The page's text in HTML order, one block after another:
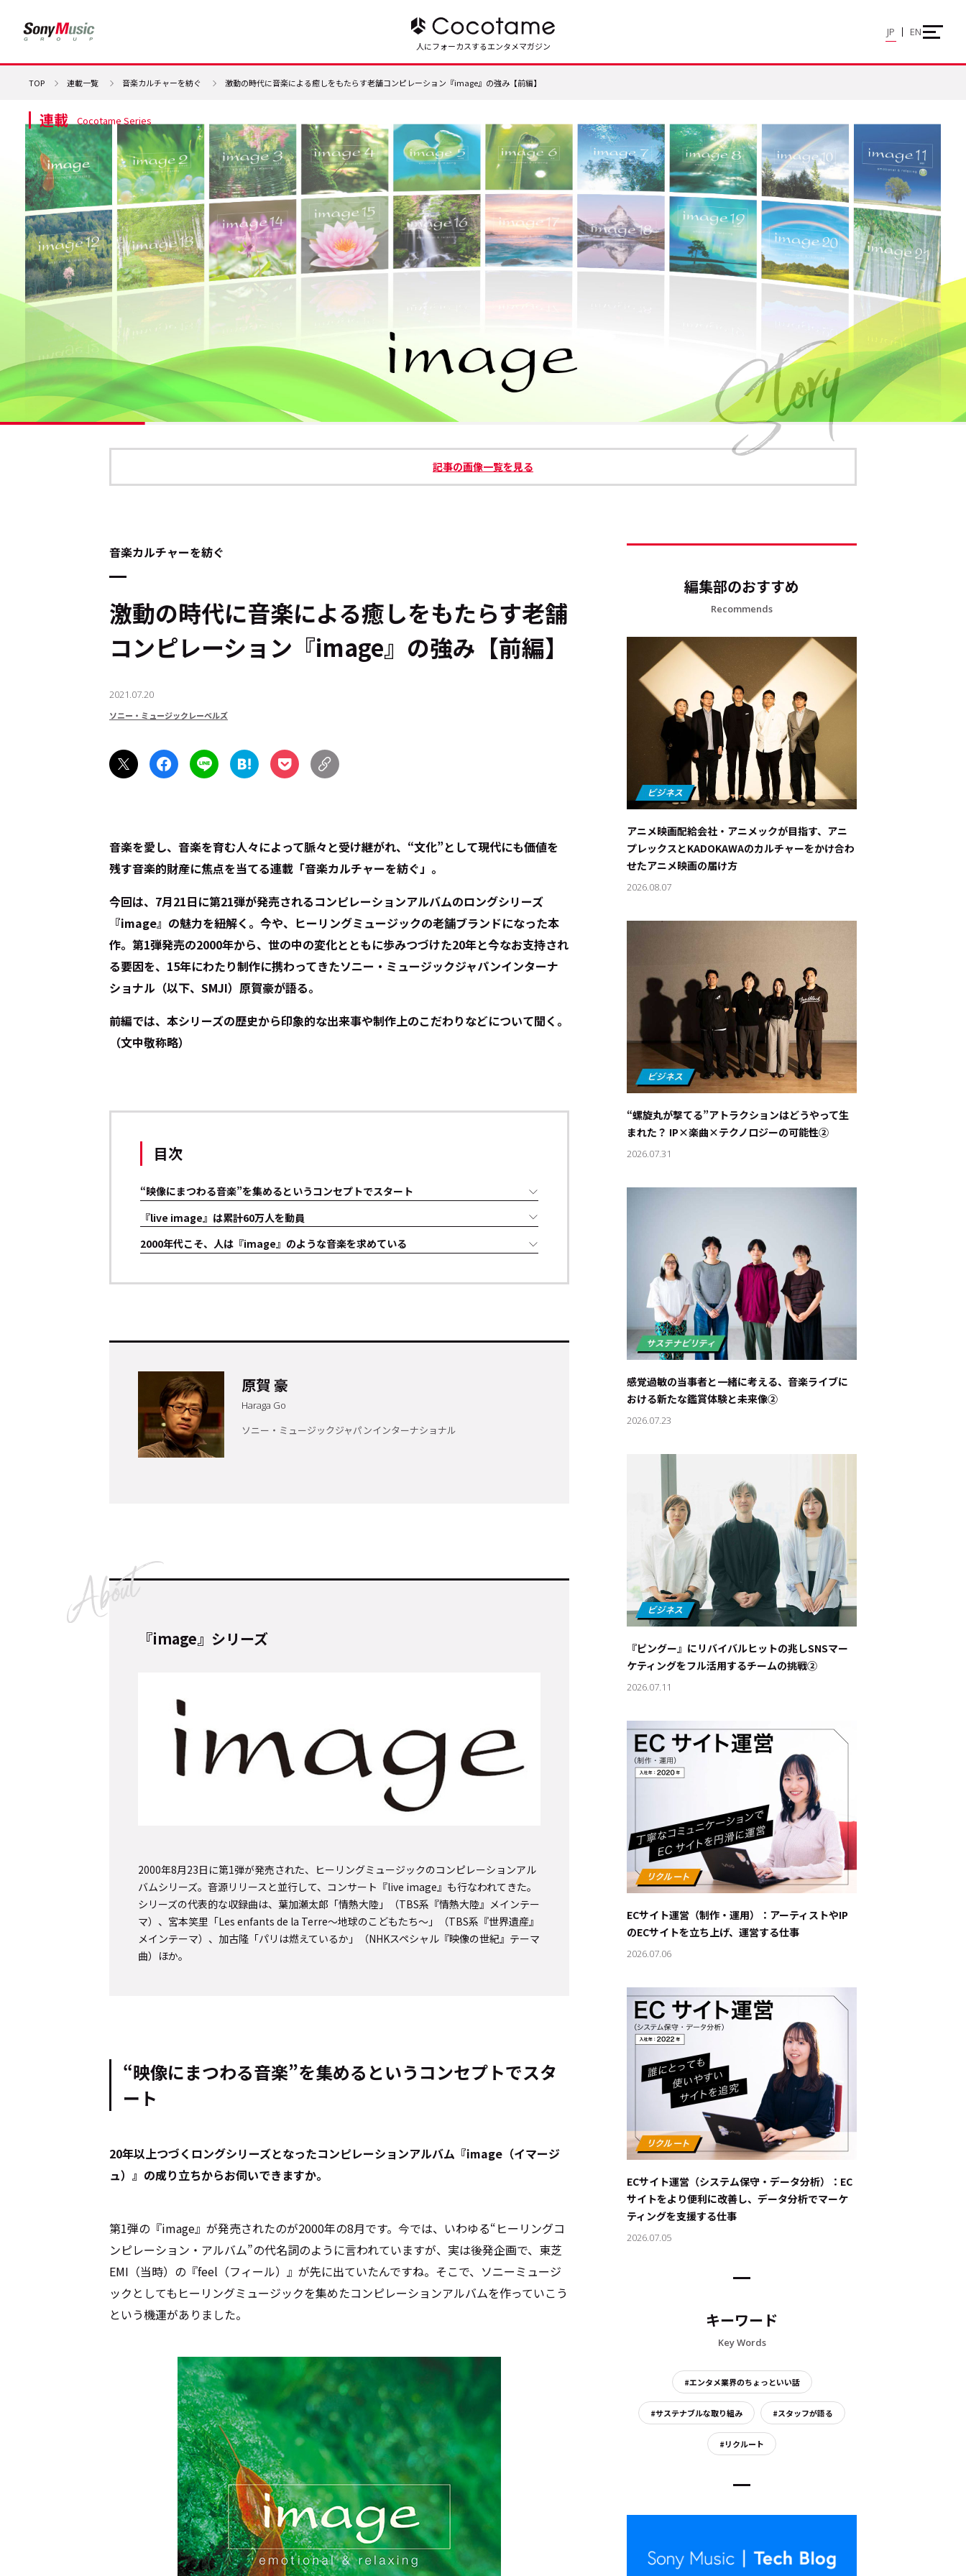
キーワード：
#エンタメ業界のちょっといい話
#サステナブルな取り組み #スタッフが語る
#リクルート
プライバシーポリシー 本サイトご利用にあたって Cookie Settings
人にフォーカスするエンタメマガジン
JP EN
TOP 連載一覧 音楽カルチャーを紡ぐ 激動の時代に音楽による癒しをもたらす老舗コンピレーション『image』の強み【前編】
連載 Cocotame Series
記事の画像一覧を見る
音楽カルチャーを紡ぐ
激動の時代に音楽による癒しをもたらす老舗
コンピレーション『image』の強み【前編】
2021.07.20
ソニー・ミュージックレーベルズ
音楽を愛し、音楽を育む人々によって脈々と受け継がれ、“文化”として現代にも価値を
残す音楽的財産に焦点を当てる連載「音楽カルチャーを紡ぐ」。
今回は、7月21日に第21弾が発売されるコンピレーションアルバムのロングシリーズ
『image』の魅力を紐解く。今や、ヒーリングミュージックの老舗ブランドになった本
作。第1弾発売の2000年から、世の中の変化とともに歩みつづけた20年と今なお支持され
る要因を、15年にわたり制作に携わってきたソニー・ミュージックジャパンインターナ
ショナル（以下、SMJI）原賀豪が語る。
前編では、本シリーズの歴史から印象的な出来事や制作上のこだわりなどについて聞く。
（文中敬称略）
目次
“映像にまつわる音楽”を集めるというコンセプトでスタート
『live image』は累計60万人を動員
2000年代こそ、人は『image』のような音楽を求めている
原賀 豪
Haraga Go
ソニー・ミュージックジャパンインターナショナル
『image』シリーズ
2000年8月23日に第1弾が発売された、ヒーリングミュージックのコンピレーションアル
バムシリーズ。音源リリースと並行して、コンサート『live image』も行なわれてきた。
シリーズの代表的な収録曲は、葉加瀬太郎「情熱大陸」（TBS系『情熱大陸』メインテー
マ）、宮本笑里「Les enfants de la Terre～地球のこどもたち～」（TBS系『世界遺産』
メインテーマ）、加古隆「パリは燃えているか」（NHKスペシャル『映像の世紀』テーマ
曲）ほか。
“映像にまつわる音楽”を集めるというコンセプトでスタ
ート
――20年以上つづくロングシリーズとなったコンピレーションアルバム『image（イマージ
ュ）』の成り立ちからお伺いできますか。
第1弾の『image』が発売されたのが2000年の8月です。今では、いわゆる“ヒーリングコ
ンピレーション・アルバム”の代名詞のように言われていますが、実は後発企画で、東芝
EMI（当時）の『feel（フィール）』が先に出ていたんですね。そこで、ソニーミュージ
ックとしてもヒーリングミュージックを集めたコンピレーションアルバムを作っていこう
という機運がありました。
編集部のおすすめ
Recommends
アニメ映画配給会社・アニメックが目指す、アニ
プレックスとKADOKAWAのカルチャーをかけ合わ
せたアニメ映画の届け方
2026.08.07
“螺旋丸が撃てる”アトラクションはどうやって生
まれた？ IP×楽曲×テクノロジーの可能性②
2026.07.31
感覚過敏の当事者と一緒に考える、音楽ライブに
おける新たな鑑賞体験と未来像②
2026.07.23
『ピングー』にリバイバルヒットの兆し――SNSマー
ケティングをフル活用するチームの挑戦②
2026.07.11
ECサイト運営（制作・運用）：アーティストやIP
のECサイトを立ち上げ、運営する仕事
2026.07.06
ECサイト運営（システム保守・データ分析）：EC
サイトをより便利に改善し、データ分析でマーケ
ティングを支援する仕事
2026.07.05
キーワード
Key Words
#エンタメ業界のちょっといい話
#サステナブルな取り組み #スタッフが語る
#リクルート